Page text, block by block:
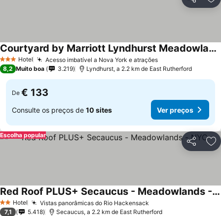
Partilhar
3 EstrelasHotel Acesso imbatível a Nova York e atrações
Courtyard by Marriott Lyndhurst Meadowlands
8,2 Muito boa 3.219 Lyndhurst, a 2.2 km de East Rutherford
De € 133
Consulte os preços de 10 sites Ver preços
Partilhar
Escolha popular
2 Estrelas
Hotel Vistas panorâmicas do Rio Hackensack
Red Roof PLUS+ Secaucus - Meadowlands - NYC
7,1 5.418 Secaucus, a 2.2 km de East Rutherford